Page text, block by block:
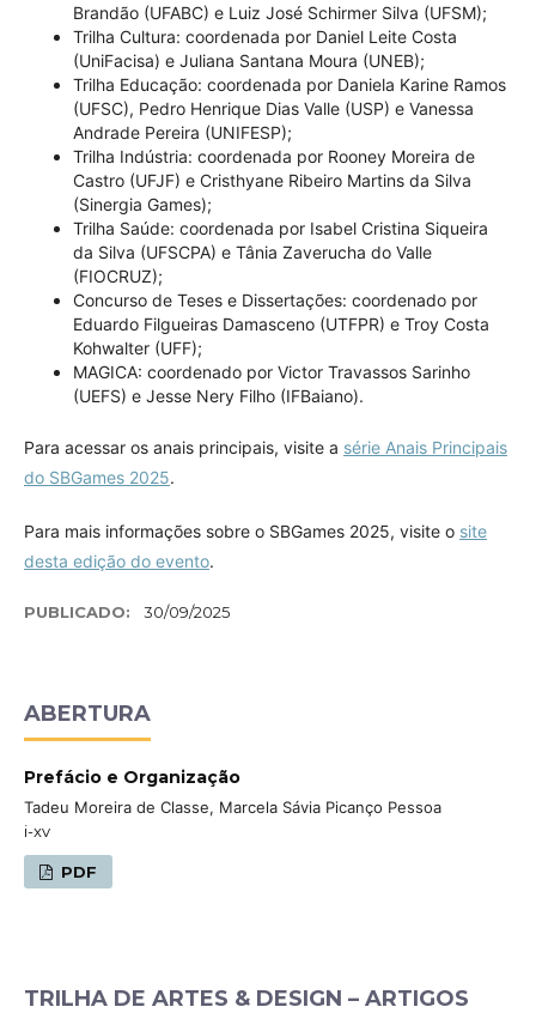
Brandão (UFABC) e Luiz José Schirmer Silva (UFSM);
Trilha Cultura: coordenada por Daniel Leite Costa
(UniFacisa) e Juliana Santana Moura (UNEB);
Trilha Educação: coordenada por Daniela Karine Ramos
(UFSC), Pedro Henrique Dias Valle (USP) e Vanessa
Andrade Pereira (UNIFESP);
Trilha Indústria: coordenada por Rooney Moreira de
Castro (UFJF) e Cristhyane Ribeiro Martins da Silva
(Sinergia Games);
Trilha Saúde: coordenada por Isabel Cristina Siqueira
da Silva (UFSCPA) e Tânia Zaverucha do Valle
(FIOCRUZ);
Concurso de Teses e Dissertações: coordenado por
Eduardo Filgueiras Damasceno (UTFPR) e Troy Costa
Kohwalter (UFF);
MAGICA: coordenado por Victor Travassos Sarinho
(UEFS) e Jesse Nery Filho (IFBaiano).
Para acessar os anais principais, visite a série Anais Principais
do SBGames 2025.
Para mais informações sobre o SBGames 2025, visite o site
desta edição do evento.
PUBLICADO: 30/09/2025
ABERTURA
Prefácio e Organização
Tadeu Moreira de Classe, Marcela Sávia Picanço Pessoa
i-xv
PDF
TRILHA DE ARTES & DESIGN – ARTIGOS